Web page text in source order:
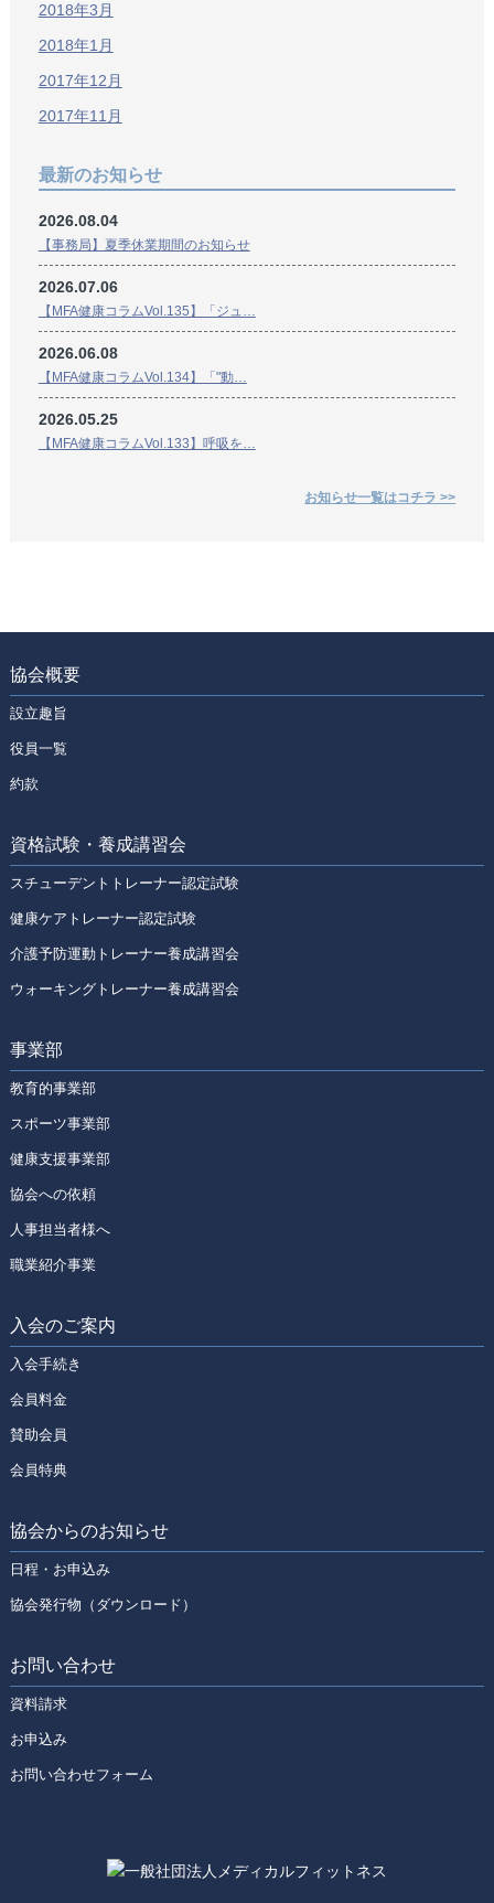
2018年3月
2018年1月
2017年12月
2017年11月
最新のお知らせ
2026.08.04
【事務局】夏季休業期間のお知らせ
2026.07.06
【MFA健康コラムVol.135】「ジュ…
2026.06.08
【MFA健康コラムVol.134】「"動…
2026.05.25
【MFA健康コラムVol.133】呼吸を…
お知らせ一覧はコチラ >>
協会概要
設立趣旨
役員一覧
約款
資格試験・養成講習会
スチューデントトレーナー認定試験
健康ケアトレーナー認定試験
介護予防運動トレーナー養成講習会
ウォーキングトレーナー養成講習会
事業部
教育的事業部
スポーツ事業部
健康支援事業部
協会への依頼
人事担当者様へ
職業紹介事業
入会のご案内
入会手続き
会員料金
賛助会員
会員特典
協会からのお知らせ
日程・お申込み
協会発行物（ダウンロード）
お問い合わせ
資料請求
お申込み
お問い合わせフォーム